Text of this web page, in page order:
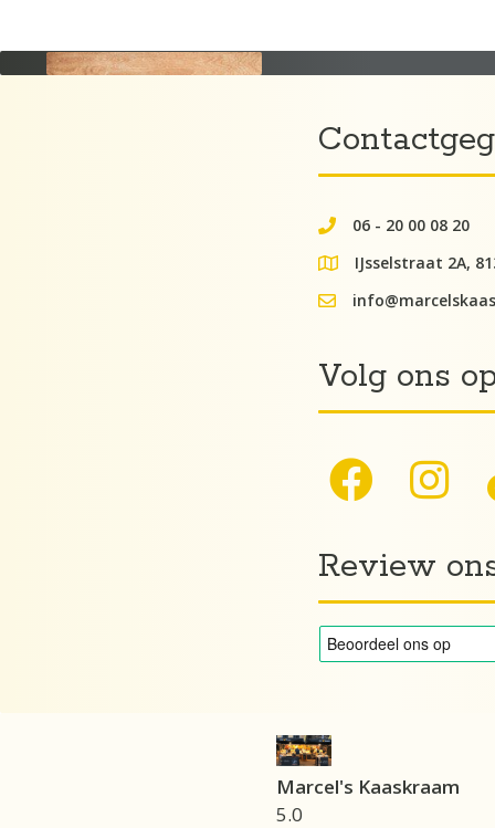
062000082
06 - 20 00 08 20
google maps
IJsselstraat 2A,
info@kaaskraam.nl
Volg ons
Review
Marcel's Kaaskraam
5.0